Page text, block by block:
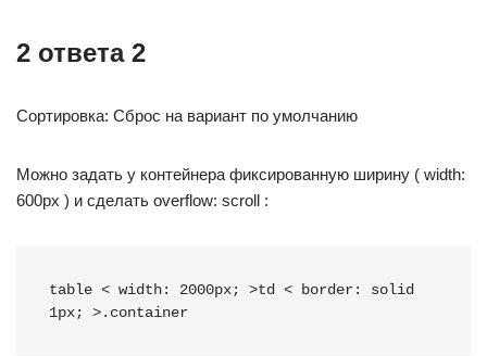
2 ответа 2
Сортировка: Сброс на вариант по умолчанию
Можно задать у контейнера фиксированную ширину ( width:
600px ) и сделать overflow: scroll :
table < width: 2000px; >td < border: solid
1px; >.container